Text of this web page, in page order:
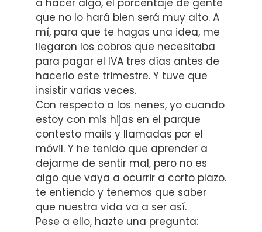
que no lo hará bien será muy alto. A
mí, para que te hagas una idea, me
llegaron los cobros que necesitaba
para pagar el IVA tres días antes de
hacerlo este trimestre. Y tuve que
insistir varias veces.
Con respecto a los nenes, yo cuando
estoy con mis hijas en el parque
contesto mails y llamadas por el
móvil. Y he tenido que aprender a
dejarme de sentir mal, pero no es
algo que vaya a ocurrir a corto plazo.
te entiendo y tenemos que saber
que nuestra vida va a ser así.
Pese a ello, hazte una pregunta: